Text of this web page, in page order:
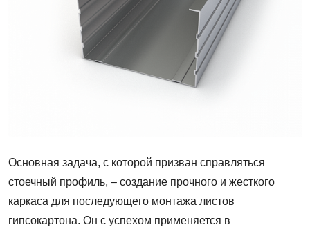
Основная задача, с которой призван справляться
стоечный профиль, – создание прочного и жесткого
каркаса для последующего монтажа листов
гипсокартона. Он с успехом применяется в